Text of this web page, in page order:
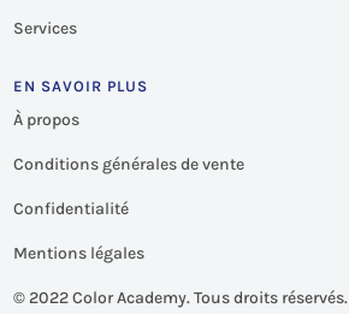
Services
EN SAVOIR PLUS
À propos
Conditions générales de vente
Confidentialité
Mentions légales
© 2022 Color Academy. Tous droits réservés.